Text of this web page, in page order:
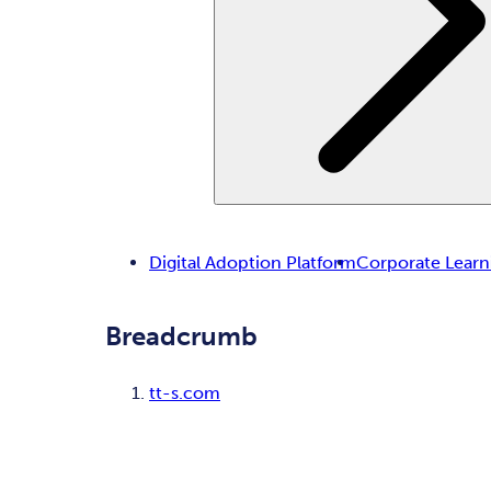
Digital Adoption PlatformCorporate
Breadcrumb
tt-s.com